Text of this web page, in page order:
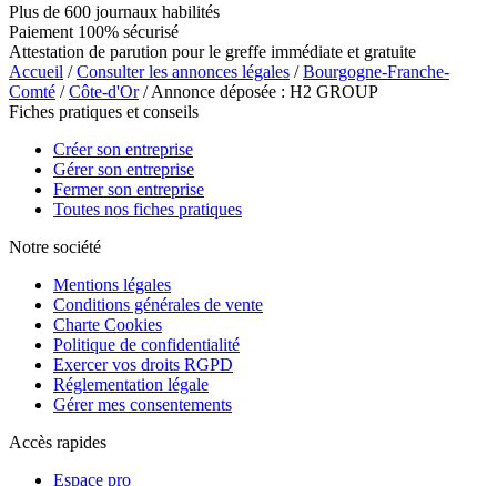
Plus de 600 journaux habilités
Paiement 100% sécurisé
Attestation de parution pour le greffe immédiate et gratuite
Accueil /Consulter les annonces légales /Bourgogne-Franche-
Comté /Côte-d'Or/ Annonce déposée : H2 GROUP
Fiches pratiques et conseils
Créer son entreprise
Gérer son entreprise
Fermer son entreprise
Toutes nos fiches pratiques
Notre société
Mentions légales
Conditions générales de vente
Charte Cookies
Politique de confidentialité
Exercer vos droits RGPD
Réglementation légale
Gérer mes consentements
Accès rapides
Espace pro